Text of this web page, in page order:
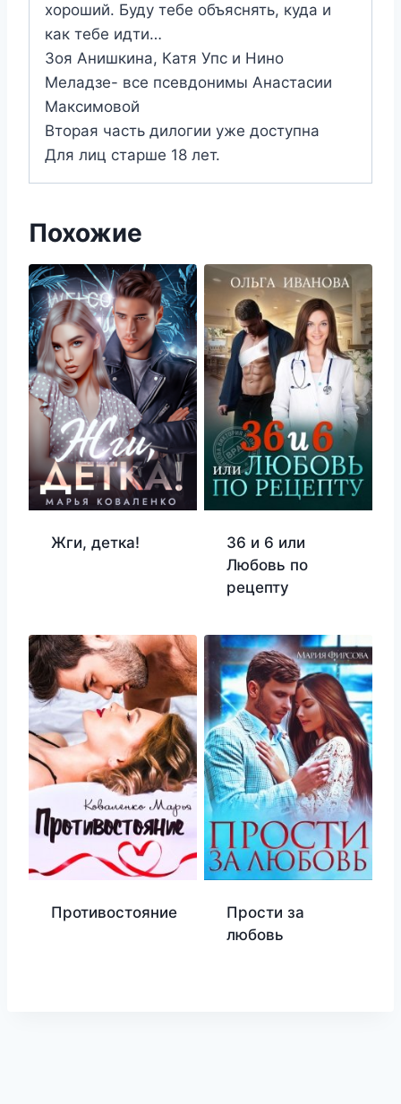
хороший. Буду тебе объяснять, куда и
как тебе идти…
Зоя Анишкина, Катя Упс и Нино
Меладзе- все псевдонимы Анастасии
Максимовой
Вторая часть дилогии уже доступна
Для лиц старше 18 лет.
Похожие
Жги, детка!
36 и 6 или
Любовь по
рецепту
Противостояние
Прости за
любовь